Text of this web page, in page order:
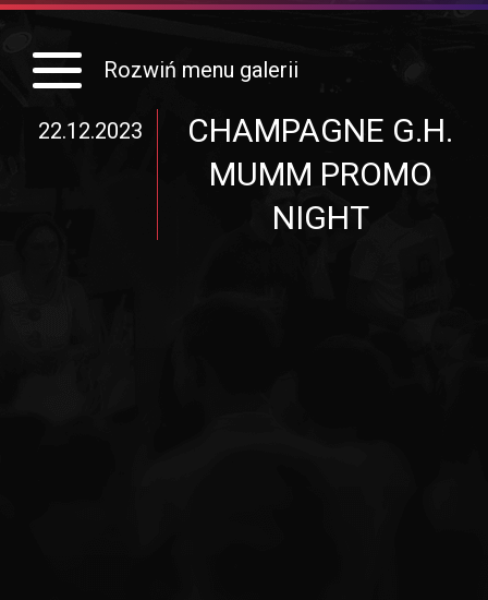
Rozwiń menu galerii
22.12.2023
CHAMPAGNE G.H.
MUMM PROMO
NIGHT